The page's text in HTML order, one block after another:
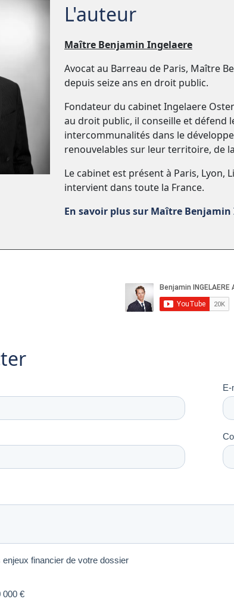
L'auteur
Maître Benjamin Ingelaere
Avocat au Barreau de Paris, Maître
depuis seize ans en droit public.
Fondateur du cabinet Ingelaere
au droit public, il conseille et défend
intercommunalités dans le
renouvelables sur leur territoire, de
Le cabinet est présent à Paris, Lyon,
intervient dans toute la France.
En savoir plus sur Maître